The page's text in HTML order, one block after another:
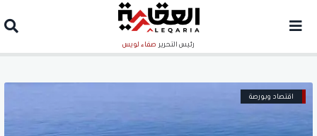
رئيس التحرير صفاء لويس
اقتصاد وبورصة